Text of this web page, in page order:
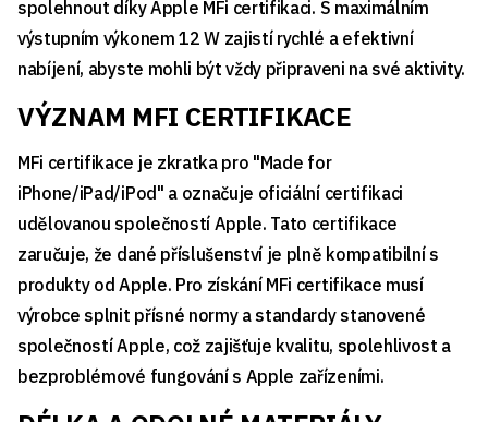
spolehnout díky Apple MFi certifikaci. S maximálním
výstupním výkonem 12 W zajistí rychlé a efektivní
nabíjení, abyste mohli být vždy připraveni na své aktivity.
VÝZNAM MFI CERTIFIKACE
MFi certifikace je zkratka pro "Made for
iPhone/iPad/iPod" a označuje oficiální certifikaci
udělovanou společností Apple. Tato certifikace
zaručuje, že dané příslušenství je plně kompatibilní s
produkty od Apple. Pro získání MFi certifikace musí
výrobce splnit přísné normy a standardy stanovené
společností Apple, což zajišťuje kvalitu, spolehlivost a
bezproblémové fungování s Apple zařízeními.